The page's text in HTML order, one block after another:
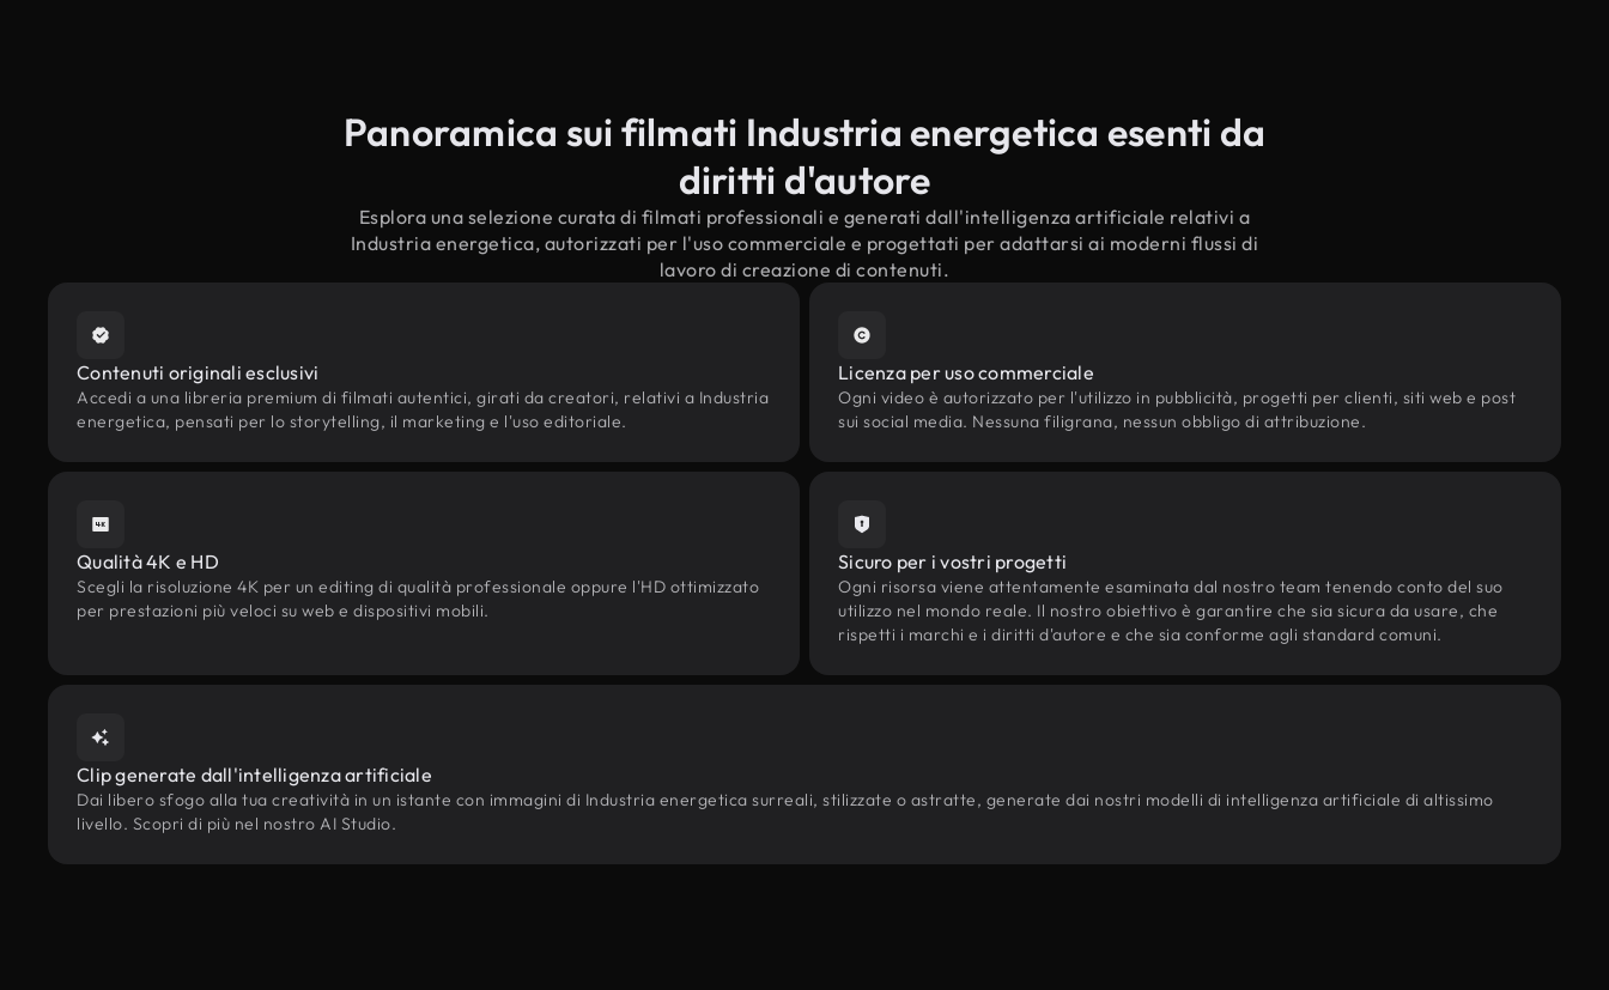
Panoramica sui filmati Industria energetica esenti da
diritti d'autore
Esplora una selezione curata di filmati professionali e generati dall'intelligenza artificiale relativi a
Industria energetica, autorizzati per l'uso commerciale e progettati per adattarsi ai moderni flussi di
lavoro di creazione di contenuti.
Contenuti originali esclusivi
Accedi a una libreria premium di filmati autentici, girati da creatori, relativi a Industria
energetica, pensati per lo storytelling, il marketing e l'uso editoriale.
Licenza per uso commerciale
Ogni video è autorizzato per l'utilizzo in pubblicità, progetti per clienti, siti web e post
sui social media. Nessuna filigrana, nessun obbligo di attribuzione.
Qualità 4K e HD
Scegli la risoluzione 4K per un editing di qualità professionale oppure l'HD ottimizzato
per prestazioni più veloci su web e dispositivi mobili.
Sicuro per i vostri progetti
Ogni risorsa viene attentamente esaminata dal nostro team tenendo conto del suo
utilizzo nel mondo reale. Il nostro obiettivo è garantire che sia sicura da usare, che
rispetti i marchi e i diritti d'autore e che sia conforme agli standard comuni.
Clip generate dall'intelligenza artificiale
Dai libero sfogo alla tua creatività in un istante con immagini di Industria energetica surreali, stilizzate o astratte, generate dai nostri modelli di intelligenza artificiale di altissimo
livello. Scopri di più nel nostro AI Studio.